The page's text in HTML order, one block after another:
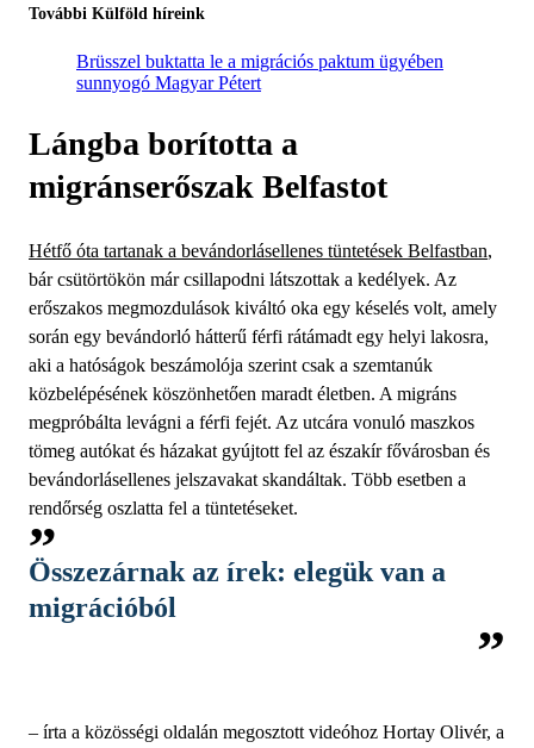
További Külföld híreink
Brüsszel buktatta le a migrációs paktum ügyében
sunnyogó Magyar Pétert
Lángba borította a
migránserőszak Belfastot
Hétfő óta tartanak a bevándorlásellenes tüntetések Belfastban,
bár csütörtökön már csillapodni látszottak a kedélyek. Az
erőszakos megmozdulások kiváltó oka egy késelés volt, amely
során egy bevándorló hátterű férfi rátámadt egy helyi lakosra,
aki a hatóságok beszámolója szerint csak a szemtanúk
közbelépésének köszönhetően maradt életben. A migráns
megpróbálta levágni a férfi fejét. Az utcára vonuló maszkos
tömeg autókat és házakat gyújtott fel az északír fővárosban és
bevándorlásellenes jelszavakat skandáltak. Több esetben a
rendőrség oszlatta fel a tüntetéseket.
Összezárnak az írek: elegük van a
migrációból
– írta a közösségi oldalán megosztott videóhoz Hortay Olivér, a